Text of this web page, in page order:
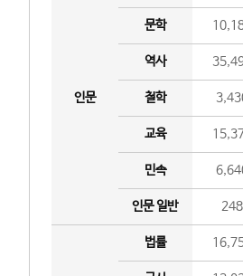
인문
문학
역사
철학
교육
민속
인문 일반 248
법률